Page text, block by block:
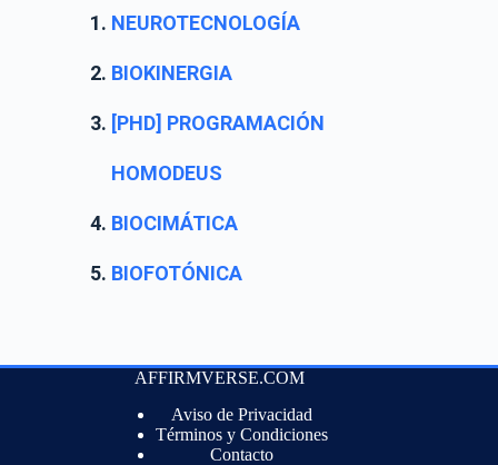
NEUROTECNOLOGÍA
BIOKINERGIA
[PHD] PROGRAMACIÓN
HOMODEUS
BIOCIMÁTICA
BIOFOTÓNICA
AFFIRMVERSE.COM
Aviso de Privacidad
Términos y Condiciones
Contacto